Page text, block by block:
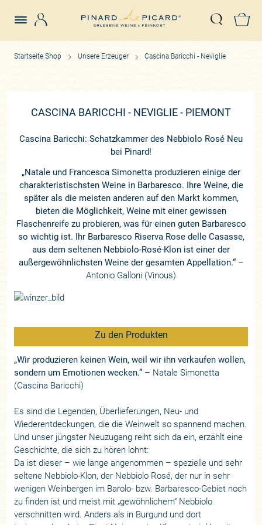
Suche
Startseite Shop Unsere Erzeuger Cascina Baricchi - Neviglie
CASCINA BARICCHI - NEVIGLIE - PIEMONT
Cascina Baricchi: Schatzkammer des Nebbiolo Rosé Neu
bei Pinard!
„Natale und Francesca Simonetta produzieren einige der
charakteristischsten Weine in Barbaresco. Ihre Weine, die
später als die meisten anderen auf den Markt kommen,
bieten die Möglichkeit, Weine mit einer gewissen
Flaschenreife zu probieren, was für einen guten Barbaresco
so wichtig ist. Ihr Barbaresco Riserva Rose delle Casasse,
aus dem seltenen Nebbiolo-Rosé-Klon ist einer der
außergewöhnlichsten Weine der gesamten Appellation.“ –
Antonio Galloni (Vinous)
Zu den Produkten
„Wir produzieren keinen Wein, weil wir ihn verkaufen wollen,
sondern um Emotionen wecken.“ – Natale Simonetta
(Cascina Baricchi)
Es sind die Legenden, Überlieferungen, Neu- und
Wiederentdeckungen, die die Weinwelt so spannend machen.
Und unser jüngster Neuzugang reiht sich da ein, erzählt eine
Geschichte, die sich zu hören lohnt:
Da ist dieser – wie lange angenommen – spezielle und sehr
seltene Nebbiolo-Klon, der Nebbiolo Rosé, der nur in sehr
wenigen Weinbergen im Barolo- bzw. Barbaresco-Gebiet noch
zu finden ist und meist mit „gewöhnlichem“ Nebbiolo
verschnitten wird. Anders als in Burgund und dort